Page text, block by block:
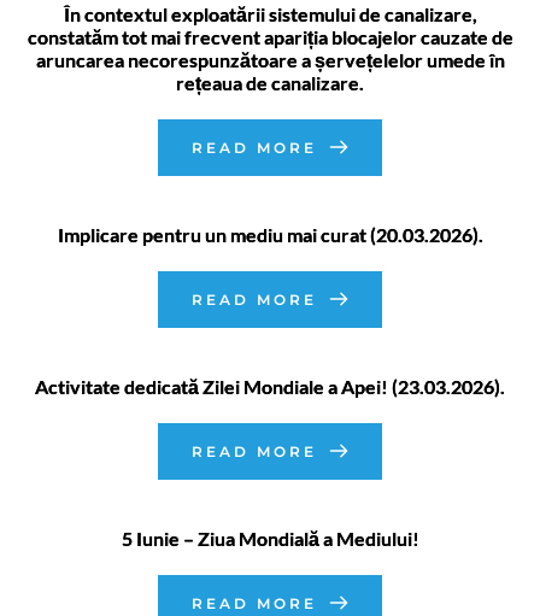
În contextul exploatării sistemului de canalizare,
constatăm tot mai frecvent apariția blocajelor cauzate de
aruncarea necorespunzătoare a șervețelelor umede în
rețeaua de canalizare.
READ MORE
Implicare pentru un mediu mai curat (20.03.2026).
READ MORE
Activitate dedicată Zilei Mondiale a Apei! (23.03.2026).
READ MORE
5 Iunie – Ziua Mondială a Mediului!
READ MORE